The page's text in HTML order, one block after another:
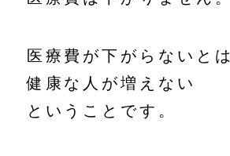
医療費が下がらないとは
健康な人が増えない
ということです。